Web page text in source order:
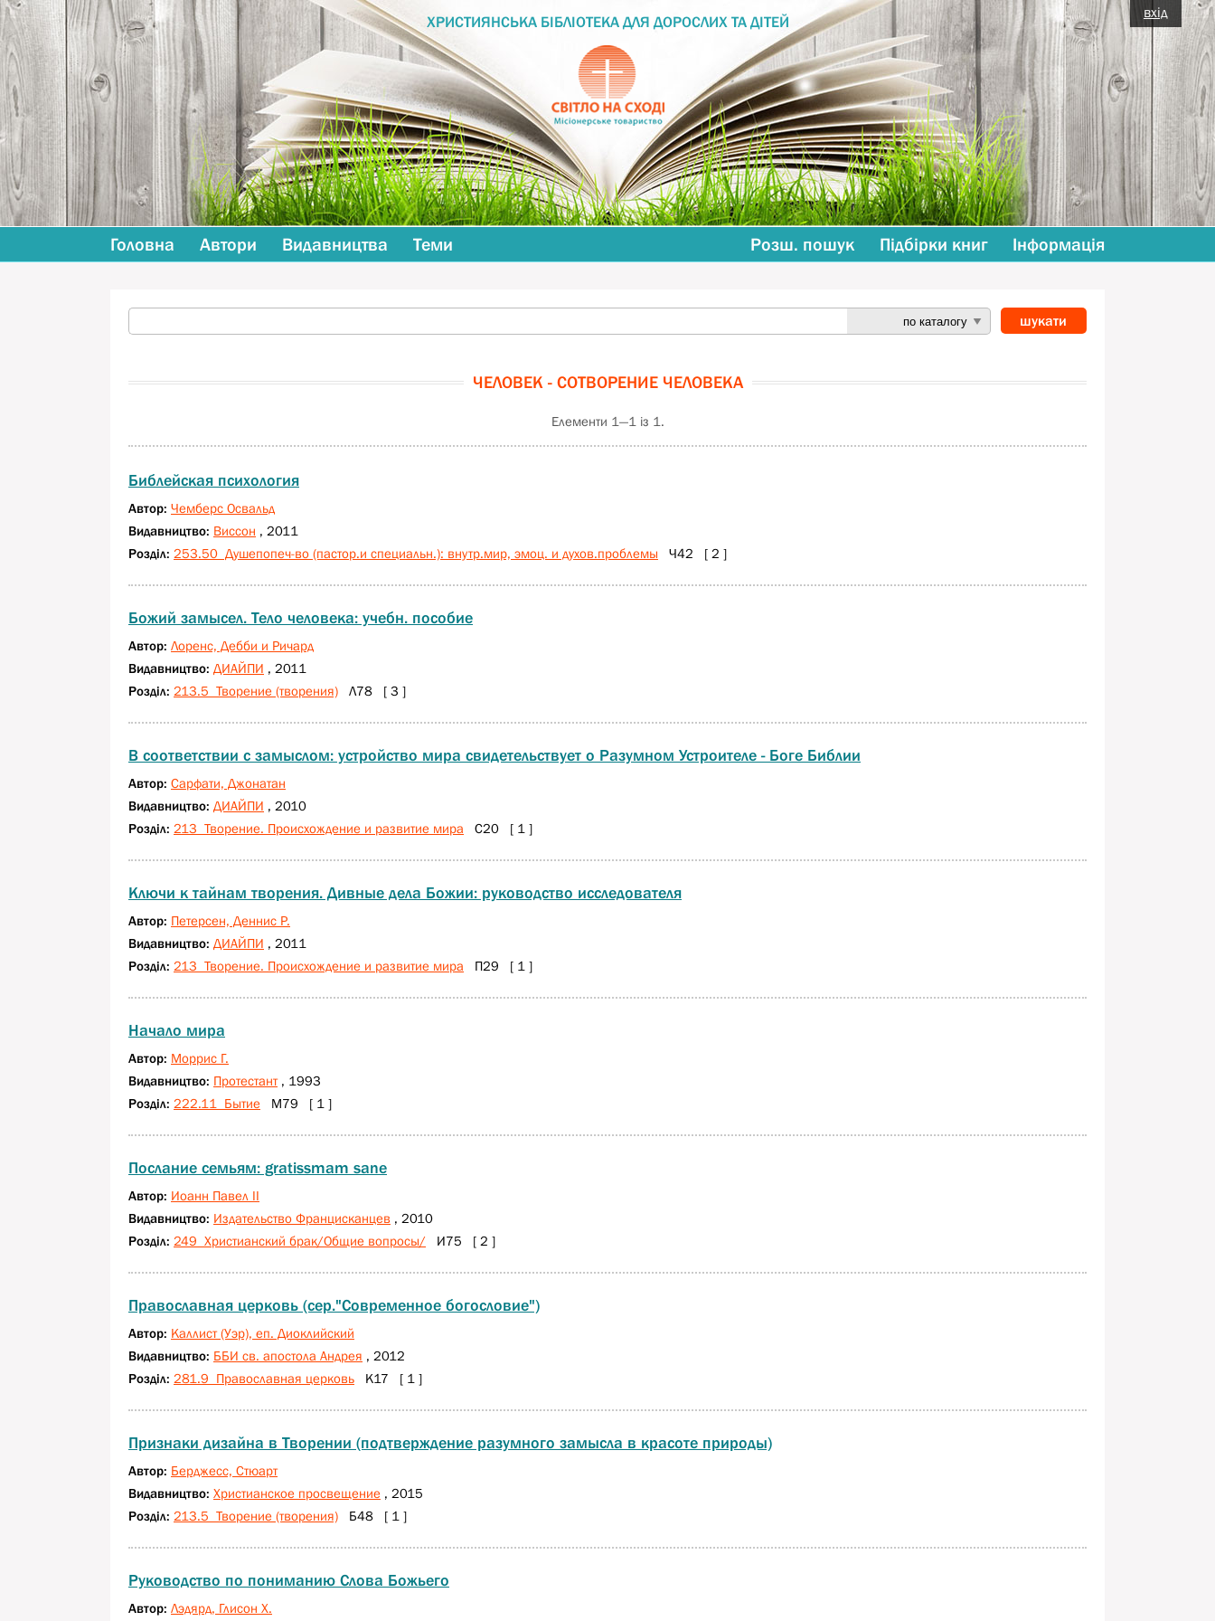
ХРИСТИЯНСЬКА БІБЛІОТЕКА ДЛЯ ДОРОСЛИХ ТА ДІТЕЙ
Головна Автори Видавництва Теми Розш. пошук Підбірки книг Інформація
ЧЕЛОВЕК - СОТВОРЕНИЕ ЧЕЛОВЕКА
Елементи 1—1 із 1.
Библейская психология
Автор: Чемберс Освальд
Видавництво: Виссон , 2011
Розділ: 253.50 Душепопеч-во (пастор.и специальн.): внутр.мир, эмоц. и духов.проблемы Ч42 [ 2 ]
Божий замысел. Тело человека: учебн. пособие
Автор: Лоренс, Дебби и Ричард
Видавництво: ДИАЙПИ , 2011
Розділ: 213.5 Творение (творения) Л78 [ 3 ]
В соответствии с замыслом: устройство мира свидетельствует о Разумном Устроителе - Боге Библии
Автор: Сарфати, Джонатан
Видавництво: ДИАЙПИ , 2010
Розділ: 213 Творение. Происхождение и развитие мира С20 [ 1 ]
Ключи к тайнам творения. Дивные дела Божии: руководство исследователя
Автор: Петерсен, Деннис Р.
Видавництво: ДИАЙПИ , 2011
Розділ: 213 Творение. Происхождение и развитие мира П29 [ 1 ]
Начало мира
Автор: Моррис Г.
Видавництво: Протестант, 1993
Розділ: 222.11 Бытие М79 [ 1 ]
Послание семьям: gratissmam sane
Автор: Иоанн Павел II
Видавництво: Издательство Францисканцев , 2010
Розділ: 249 Христианский брак/Общие вопросы/ И75 [ 2 ]
Православная церковь (сер."Современное богословие")
Автор: Каллист (Уэр), еп. Диоклийский
Видавництво: ББИ св. апостола Андрея , 2012
Розділ: 281.9 Православная церковь К17 [ 1 ]
Признаки дизайна в Творении (подтверждение разумного замысла в красоте природы)
Автор: Берджесс, Стюарт
Видавництво: Христианское просвещение , 2015
Розділ: 213.5 Творение (творения) Б48 [ 1 ]
Руководство по пониманию Слова Божьего
Автор: Лэдярд, Глисон Х.
вхід